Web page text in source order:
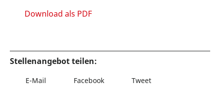
Download als PDF
Stellenangebot teilen:
E-Mail Facebook Tweet